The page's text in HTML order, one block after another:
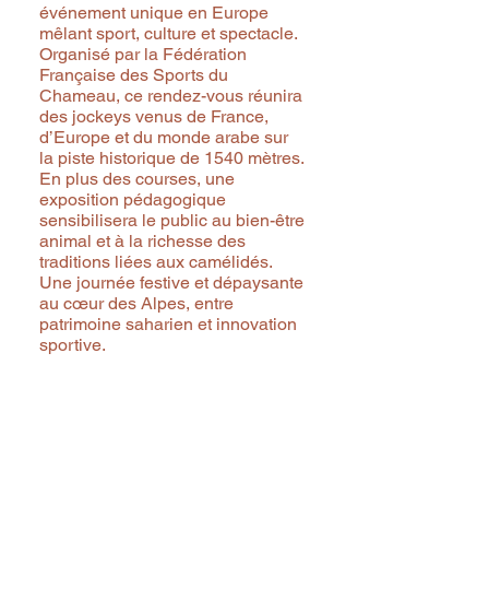
événement unique en Europe
mêlant sport, culture et spectacle.
Organisé par la Fédération
Française des Sports du
Chameau, ce rendez-vous réunira
des jockeys venus de France,
d’Europe et du monde arabe sur
la piste historique de 1540 mètres.
En plus des courses, une
exposition pédagogique
sensibilisera le public au bien-être
animal et à la richesse des
traditions liées aux camélidés.
Une journée festive et dépaysante
au cœur des Alpes, entre
patrimoine saharien et innovation
sportive.